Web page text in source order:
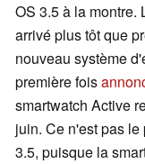
OS 3.5 à la montre.
arrivé plus tôt que
nouveau système
première fois
smartwatch Active
juin. Ce n'est pas
3.5, puisque la